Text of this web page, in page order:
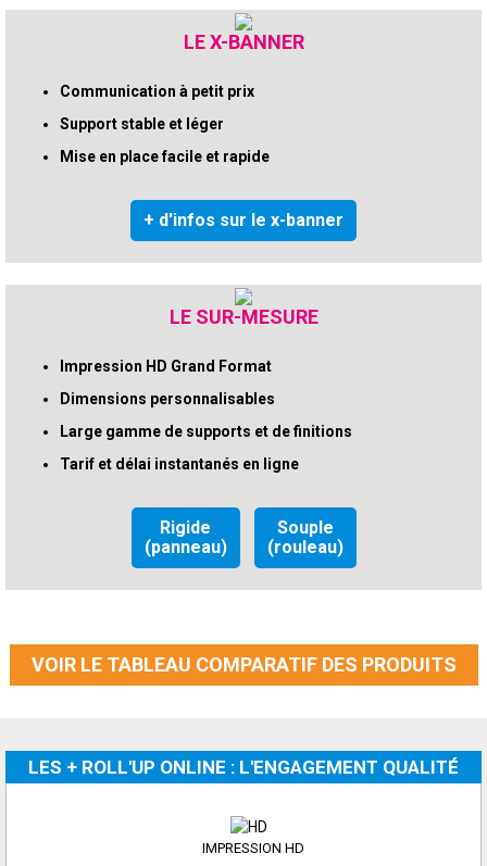
LE X-BANNER
Communication à petit prix
Support stable et léger
Mise en place facile et rapide
+ d'infos sur le x-banner
LE SUR-MESURE
Impression HD Grand Format
Dimensions personnalisables
Large gamme de supports et de finitions
Tarif et délai instantanés en ligne
Rigide
(panneau)
Souple
(rouleau)
VOIR LE TABLEAU COMPARATIF DES PRODUITS
LES + ROLL'UP ONLINE : L'ENGAGEMENT QUALITÉ
IMPRESSION HD